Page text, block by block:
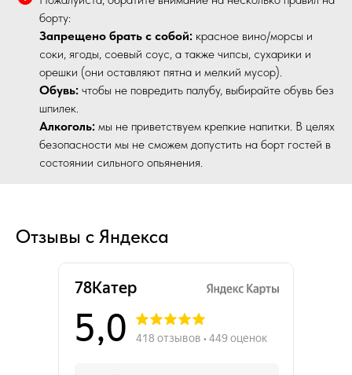
борту:
Запрещено брать с собой: красное вино/морсы и
соки, ягоды, соевый соус, а также чипсы, сухарики и
орешки (они оставляют пятна и мелкий мусор).
Обувь: чтобы не повредить палубу, выбирайте обувь без
шпилек.
Алкоголь: мы не приветствуем крепкие напитки. В целях
безопасности мы не сможем допустить на борт гостей в
состоянии сильного опьянения.
Отзывы с Яндекса